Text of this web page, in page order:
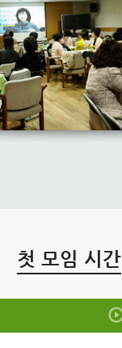
첫 모임 시간